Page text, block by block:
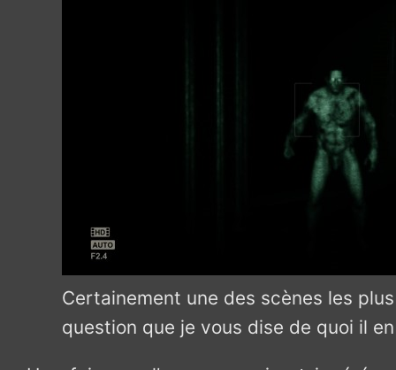
Certainement une des scènes les
question que je vous dise de quoi il